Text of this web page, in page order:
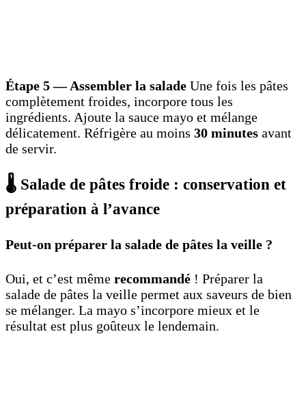
Étape 5 — Assembler la salade Une fois les pâtes
complètement froides, incorpore tous les
ingrédients. Ajoute la sauce mayo et mélange
délicatement. Réfrigère au moins 30 minutes avant
de servir.
🌡️ Salade de pâtes froide : conservation et
préparation à l’avance
Peut-on préparer la salade de pâtes la veille ?
Oui, et c’est même recommandé ! Préparer la
salade de pâtes la veille permet aux saveurs de bien
se mélanger. La mayo s’incorpore mieux et le
résultat est plus goûteux le lendemain.